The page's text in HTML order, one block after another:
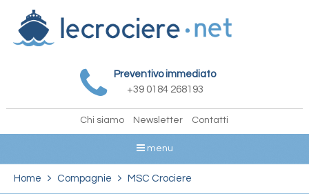
Preventivo immediato
+39 0184 268193
Chi siamo Newsletter Contatti
menu
Home Compagnie MSC Crociere